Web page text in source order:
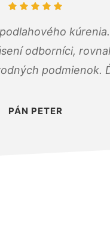
odborníci,
podmienok.
PÁN PETER